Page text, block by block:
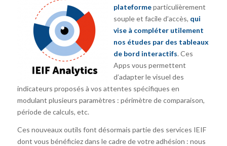
plateformeparticulièrement
souple et facile d’accès, qui
vise à compléter utilement
nos études par des tableaux
de bord interactifs. Ces
Apps vous permettent
d’adapter le visuel des
indicateurs proposés à vos attentes spécifiques en
modulant plusieurs paramètres : périmètre de comparaison,
période de calculs, etc.
Ces nouveaux outils font désormais partie des services IEIF
dont vous bénéficiez dans le cadre de votre adhésion : nous